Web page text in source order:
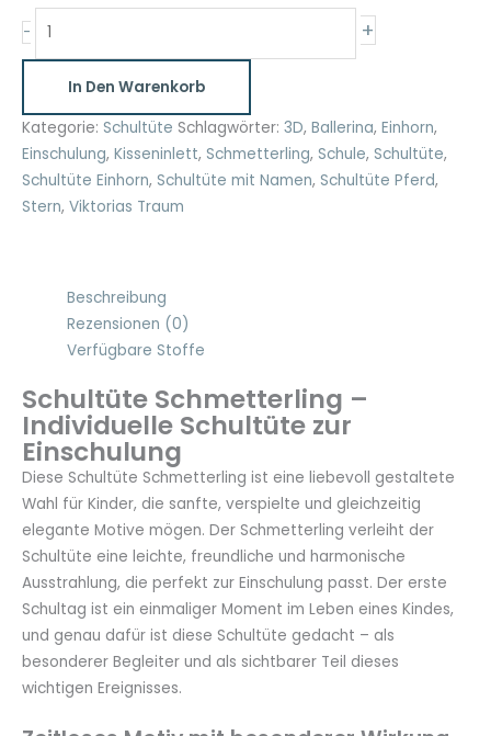
-
Blätter-
Motiv
mit
Namen
35
Menge
+
In Den Warenkorb
Kategorie: Schultüte Schlagwörter: 3D, Ballerina, Einhorn,
Einschulung, Kisseninlett, Schmetterling, Schule, Schultüte,
Schultüte Einhorn, Schultüte mit Namen, Schultüte Pferd,
Stern, Viktorias Traum
Beschreibung
Rezensionen (0)
Verfügbare Stoffe
Schultüte Schmetterling –
Individuelle Schultüte zur
Einschulung
Diese Schultüte Schmetterling ist eine liebevoll gestaltete
Wahl für Kinder, die sanfte, verspielte und gleichzeitig
elegante Motive mögen. Der Schmetterling verleiht der
Schultüte eine leichte, freundliche und harmonische
Ausstrahlung, die perfekt zur Einschulung passt. Der erste
Schultag ist ein einmaliger Moment im Leben eines Kindes,
und genau dafür ist diese Schultüte gedacht – als
besonderer Begleiter und als sichtbarer Teil dieses
wichtigen Ereignisses.